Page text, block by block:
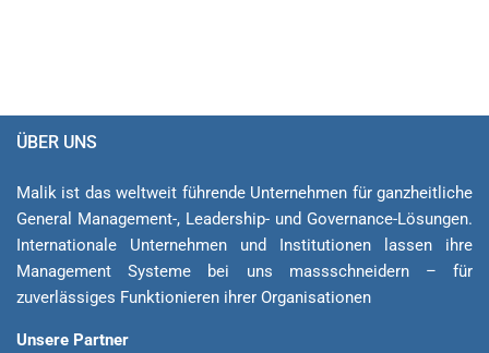
ÜBER UNS
Malik ist das weltweit führende Unternehmen für ganzheitliche
General Ma­na­ge­ment-, Lea­der­ship- und Governance-Lösungen.
Internationale Unternehmen und Institutionen lassen ihre
Management Sys­teme bei uns massschneidern – für
zuverlässiges Funktionieren ihrer Organisationen
Unsere Partner